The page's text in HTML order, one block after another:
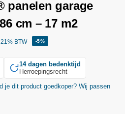
panelen garage
cm – 17 m2
BTW -5%
14 dagen bedenktijd
Herroepingsrecht
je dit product goedkoper? Wij passen